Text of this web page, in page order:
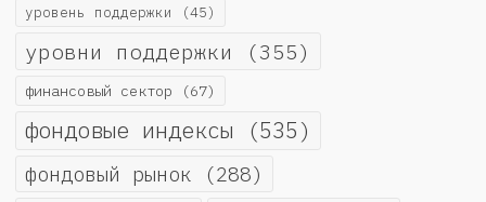
уровень поддержки (45)
уровни поддержки (355)
финансовый сектор (67)
фондовые индексы (535)
фондовый рынок (288)